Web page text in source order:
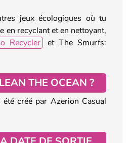
jeux écologiques où tu
en recyclant et en nettoyant,
Recycler
et The Smurfs:
THE OCEAN ?
été créé par Azerion Casual